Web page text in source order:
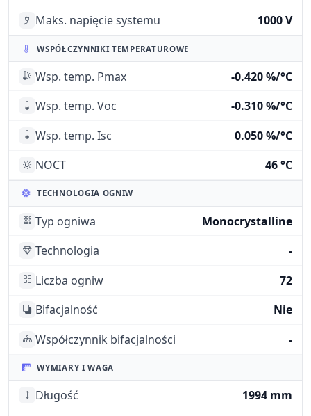
Maks. napięcie systemu 1000 V
WSPÓŁCZYNNIKI TEMPERATUROWE
Wsp. temp. Pmax
-0.420 %/°C
Wsp. temp. Voc
-0.310 %/°C
Wsp. temp. Isc
0.050 %/°C
NOCT
46 °C
TECHNOLOGIA OGNIW
Typ ogniwa
Monocrystalline
Technologia
-
Liczba ogniw
72
Bifacjalność
Nie
Współczynnik bifacjalności
-
WYMIARY I WAGA
Długość
1994 mm